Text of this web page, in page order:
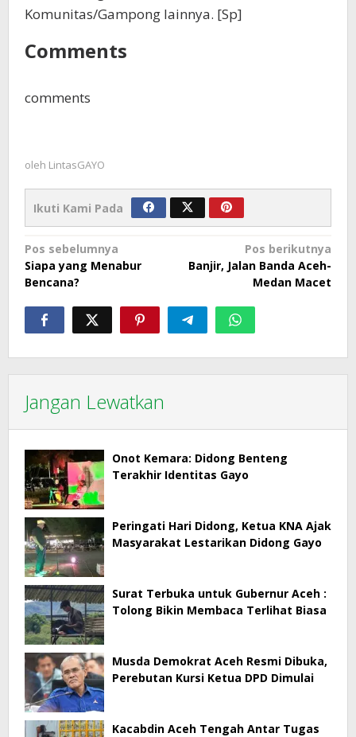
Komunitas/Gampong lainnya. [Sp]
Comments
comments
oleh LintasGAYO
Ikuti Kami Pada
Navigasi
pos
Pos sebelumnya
Siapa yang Menabur
Bencana?
Pos berikutnya
Banjir, Jalan Banda Aceh-
Medan Macet
Jangan Lewatkan
Onot Kemara: Didong Benteng
Terakhir Identitas Gayo
Peringati Hari Didong, Ketua KNA Ajak
Masyarakat Lestarikan Didong Gayo
Surat Terbuka untuk Gubernur Aceh :
Tolong Bikin Membaca Terlihat Biasa
Musda Demokrat Aceh Resmi Dibuka,
Perebutan Kursi Ketua DPD Dimulai
Kacabdin Aceh Tengah Antar Tugas